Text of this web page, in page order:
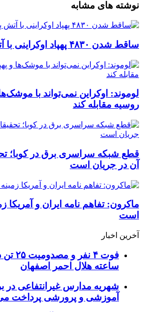
نوشته های مشابه
ساقط شدن ۴۸۳۰ پهپاد اوکراینی با آتش پدافند روسیه
لوموند: اوکراین نمی‌تواند با
روسیه مقابله کند
قطع شبکه سراسری برق در کوبا؛
آن در جریان است
ماکرون: تفاهم نامه ایران و آمریکا
است
آخرین اخبار
ساعته هلال احمر اصفهان
شهریه مدارس غیرانتفاعی در
آموزشی و پرورشی پرداخت